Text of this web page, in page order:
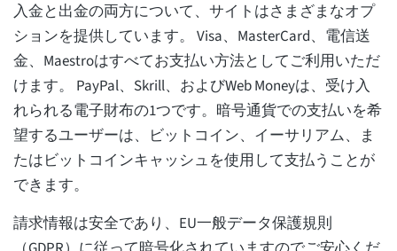
入金と出金の両方について、サイトはさまざまなオプ
ションを提供しています。 Visa、MasterCard、電信送
金、Maestroはすべてお支払い方法としてご利用いただ
けます。 PayPal、Skrill、およびWeb Moneyは、受け入
れられる電子財布の1つです。暗号通貨での支払いを希
望するユーザーは、ビットコイン、イーサリアム、ま
たはビットコインキャッシュを使用して支払うことが
できます。
請求情報は安全であり、EU一般データ保護規則